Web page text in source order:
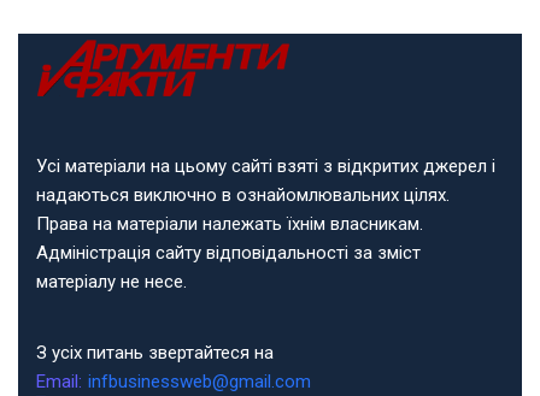
Усі матеріали на цьому сайті взяті з відкритих джерел і
надаються виключно в ознайомлювальних цілях.
Права на матеріали належать їхнім власникам.
Адміністрація сайту відповідальності за зміст
матеріалу не несе.
З усіх питань звертайтеся на
Email: infbusinessweb@gmail.com